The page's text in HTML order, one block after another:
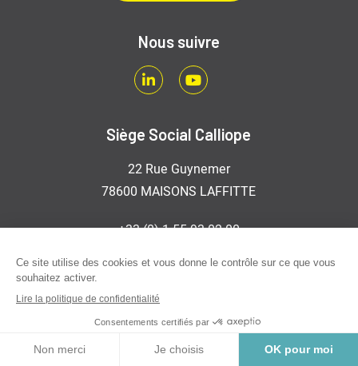
Nous suivre
LinkedInYoutube
Siège Social Calliope
22 Rue Guynemer
78600 MAISONS LAFFITTE
+33 (0) 1 55 93 02 00
contact[a]groupe-calliope.com